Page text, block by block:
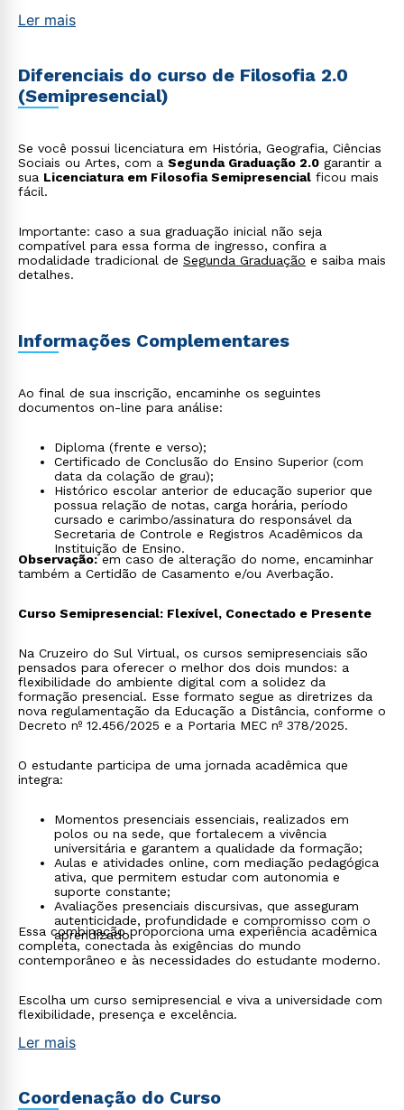
Ler mais
Diferenciais do curso de Filosofia 2.0
(Semipresencial)
Se você possui licenciatura em História, Geografia, Ciências
Sociais ou Artes, com a Segunda Graduação 2.0 garantir a
sua Licenciatura em Filosofia Semipresencial ficou mais
fácil.
Importante: caso a sua graduação inicial não seja
compatível para essa forma de ingresso, confira a
modalidade tradicional de Segunda Graduação e saiba mais
detalhes.
Informações Complementares
Ao final de sua inscrição, encaminhe os seguintes
documentos on-line para análise:
Diploma (frente e verso);
Certificado de Conclusão do Ensino Superior (com
data da colação de grau);
Histórico escolar anterior de educação superior que
possua relação de notas, carga horária, período
cursado e carimbo/assinatura do responsável da
Secretaria de Controle e Registros Acadêmicos da
Instituição de Ensino.
Observação:em caso de alteração do nome, encaminhar
também a Certidão de Casamento e/ou Averbação.
Curso Semipresencial: Flexível, Conectado e Presente
Na Cruzeiro do Sul Virtual, os cursos semipresenciais são
pensados para oferecer o melhor dos dois mundos: a
flexibilidade do ambiente digital com a solidez da
formação presencial. Esse formato segue as diretrizes da
nova regulamentação da Educação a Distância, conforme o
Decreto nº 12.456/2025 e a Portaria MEC nº 378/2025.
O estudante participa de uma jornada acadêmica que
integra:
Momentos presenciais essenciais, realizados em
polos ou na sede, que fortalecem a vivência
universitária e garantem a qualidade da formação;
Aulas e atividades online, com mediação pedagógica
ativa, que permitem estudar com autonomia e
suporte constante;
Avaliações presenciais discursivas, que asseguram
autenticidade, profundidade e compromisso com o
aprendizado.
Essa combinação proporciona uma experiência acadêmica
completa, conectada às exigências do mundo
contemporâneo e às necessidades do estudante moderno.
Escolha um curso semipresencial e viva a universidade com
flexibilidade, presença e excelência.
Ler mais
Coordenação do Curso
ou